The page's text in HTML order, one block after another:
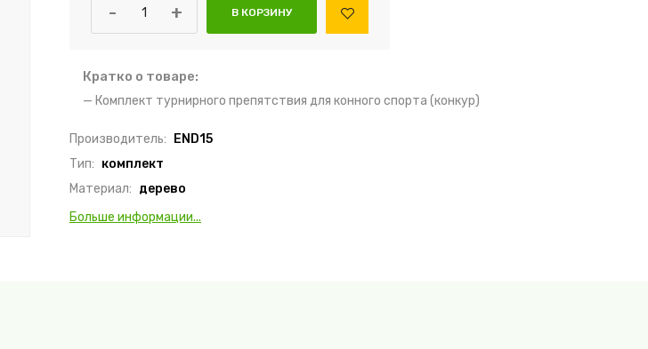
- +
Кратко о товаре:
— Комплект турнирного препятствия для конного спорта (конкур)
Производитель:
END15
Тип: комплект
Материал: дерево
Больше информации...